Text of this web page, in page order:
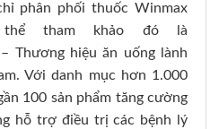
phân phối thuốc Winmax
tham khảo đó là
– Thương hiệu ăn uống lành
Với danh mục hơn 1.000
100 sản phẩm tăng cường
hỗ trợ điều trị các bệnh lý